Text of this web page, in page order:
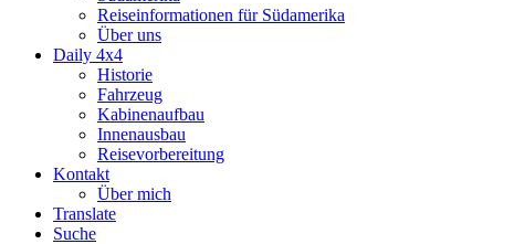
Reiseinformationen für Südamerika
Über uns
Daily 4x4
Historie
Fahrzeug
Kabinenaufbau
Innenausbau
Reisevorbereitung
Kontakt
Über mich
Translate
Suche